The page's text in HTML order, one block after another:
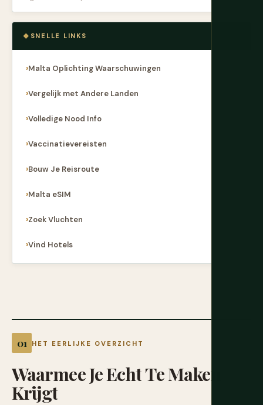
HET EERLIJKE OVERZICHT
WaarmeeJeEchtTeMaken
Krijgt
SNELLE LINKS
Malta Oplichting Waarschuwingen
Vergelijk met Andere Landen
Volledige Nood Info
Vaccinatievereisten
Bouw Je Reisroute
Malta eSIM
Zoek Vluchten
Vind Hotels